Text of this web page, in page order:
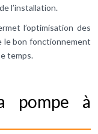
l’installation.
l’optimisation des
le bon fonctionnement
temps.
pompe à